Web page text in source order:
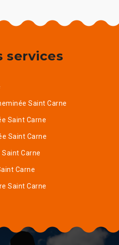
services
Saint Carne
Saint Carne
Saint Carne
Carne
Carne
Saint Carne